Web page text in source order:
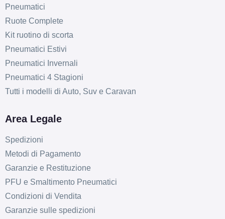
Pneumatici
Ruote Complete
Kit ruotino di scorta
Pneumatici Estivi
Pneumatici Invernali
Pneumatici 4 Stagioni
Tutti i modelli di Auto, Suv e Caravan
Area Legale
Spedizioni
Metodi di Pagamento
Garanzie e Restituzione
PFU e Smaltimento Pneumatici
Condizioni di Vendita
Garanzie sulle spedizioni